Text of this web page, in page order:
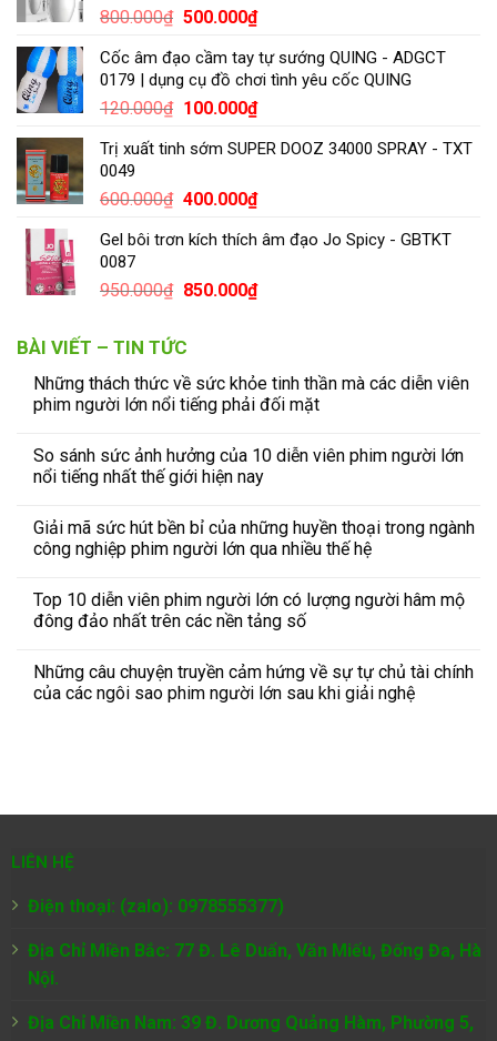
800.000₫ 500.000₫
Cốc âm đạo cầm tay tự sướng QUING - ADGCT
0179 | dụng cụ đồ chơi tình yêu cốc QUING
120.000₫ 100.000₫
Trị xuất tinh sớm SUPER DOOZ 34000 SPRAY - TXT
0049
600.000₫ 400.000₫
Gel bôi trơn kích thích âm đạo Jo Spicy - GBTKT
0087
950.000₫ 850.000₫
BÀI VIẾT – TIN TỨC
Những thách thức về sức khỏe tinh thần mà các diễn viên
phim người lớn nổi tiếng phải đối mặt
So sánh sức ảnh hưởng của 10 diễn viên phim người lớn
nổi tiếng nhất thế giới hiện nay
Giải mã sức hút bền bỉ của những huyền thoại trong ngành
công nghiệp phim người lớn qua nhiều thế hệ
Top 10 diễn viên phim người lớn có lượng người hâm mộ
đông đảo nhất trên các nền tảng số
Những câu chuyện truyền cảm hứng về sự tự chủ tài chính
của các ngôi sao phim người lớn sau khi giải nghệ
LIÊN HỆ
Điện thoại: (zalo): 0978555377)
Địa Chỉ Miền Bắc: 77 Đ. Lê Duẩn, Văn Miếu, Đống Đa, Hà
Nội.
Địa Chỉ Miền Nam: 39 Đ. Dương Quảng Hàm, Phường 5,